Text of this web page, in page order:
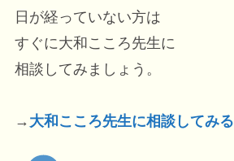
日が経っていない方は
すぐに大和こころ先生に
相談してみましょう。
→ 大和こころ先生に相談してみる